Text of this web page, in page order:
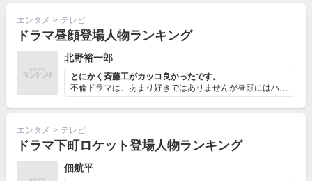
エンタメ > テレビ
ドラマ昼顔登場人物ランキング
北野裕一郎
とにかく斉藤工がカッコ良かったです。
不倫ドラマは、あまり好きではありませんが昼顔にはハマリ...
エンタメ > テレビ
ドラマ下町ロケット登場人物ランキング
佃航平